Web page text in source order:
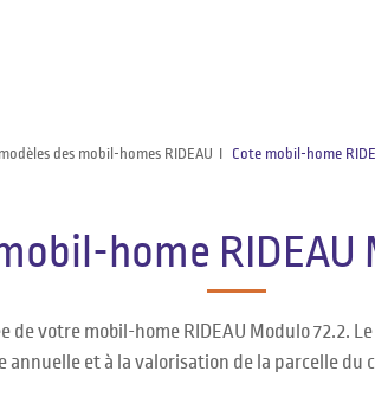
des mobil-homes RIDEAU Cote mobil-home
home RIDEAU
votre mobil-home RIDEAU Modulo 72.2.
annuelle et à la valorisation de la parcelle du